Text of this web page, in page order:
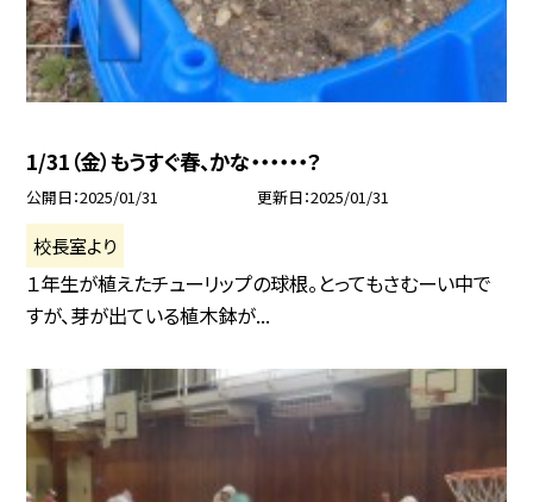
1/31（金）もうすぐ春、かな・・・・・・？
公開日 2025/01/31 更新日 2025/01/31
校長室より
１年生が植えたチューリップの球根。とってもさむーい中で
すが、芽が出ている植木鉢が...